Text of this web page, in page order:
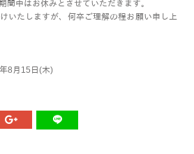
間中はお休みとさせていただきます。
いたしますが、何卒ご理解の程お願い申し上
8月15日(木)